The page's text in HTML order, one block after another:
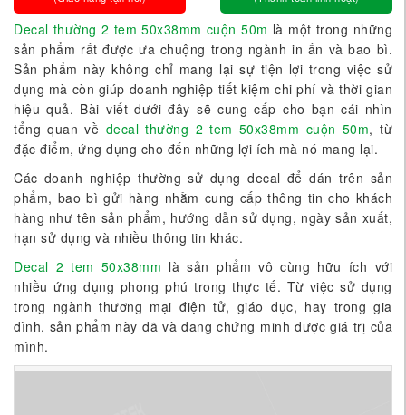
Decal thường 2 tem 50x38mm cuộn 50m là một trong những
sản phẩm rất được ưa chuộng trong ngành in ấn và bao bì.
Sản phẩm này không chỉ mang lại sự tiện lợi trong việc sử
dụng mà còn giúp doanh nghiệp tiết kiệm chi phí và thời gian
hiệu quả. Bài viết dưới đây sẽ cung cấp cho bạn cái nhìn
tổng quan về decal thường 2 tem 50x38mm cuộn 50m, từ
đặc điểm, ứng dụng cho đến những lợi ích mà nó mang lại.
Các doanh nghiệp thường sử dụng decal để dán trên sản
phẩm, bao bì gửi hàng nhằm cung cấp thông tin cho khách
hàng như tên sản phẩm, hướng dẫn sử dụng, ngày sản xuất,
hạn sử dụng và nhiều thông tin khác.
Decal 2 tem 50x38mm là sản phẩm vô cùng hữu ích với
nhiều ứng dụng phong phú trong thực tế. Từ việc sử dụng
trong ngành thương mại điện tử, giáo dục, hay trong gia
đình, sản phẩm này đã và đang chứng minh được giá trị của
mình.